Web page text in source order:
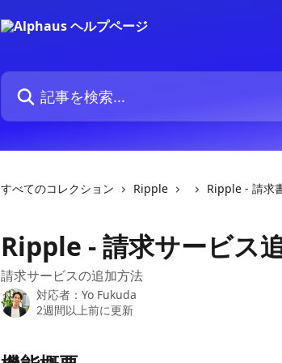
記事を検索...
すべてのコレクション Ripple Ripple - 請求
Ripple - 請求サービス
請求サービスの追加方法
対応者： Yo Fukuda
2週間以上前に更新